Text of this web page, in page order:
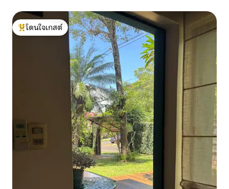
โดนใจเกสต์ที่สุด
โดนใจเกสต์